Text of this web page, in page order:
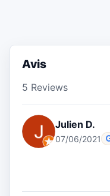
Avis
5 Reviews
Julien D.
07/06/2021